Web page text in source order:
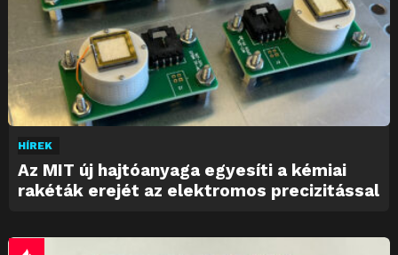
HÍREK
Az MIT új hajtóanyaga egyesíti a kémiai
rakéták erejét az elektromos precizitással